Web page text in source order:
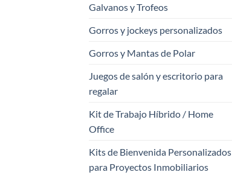
Galvanos y Trofeos
Gorros y jockeys personalizados
Gorros y Mantas de Polar
Juegos de salón y escritorio para
regalar
Kit de Trabajo Híbrido / Home
Office
Kits de Bienvenida Personalizados
para Proyectos Inmobiliarios